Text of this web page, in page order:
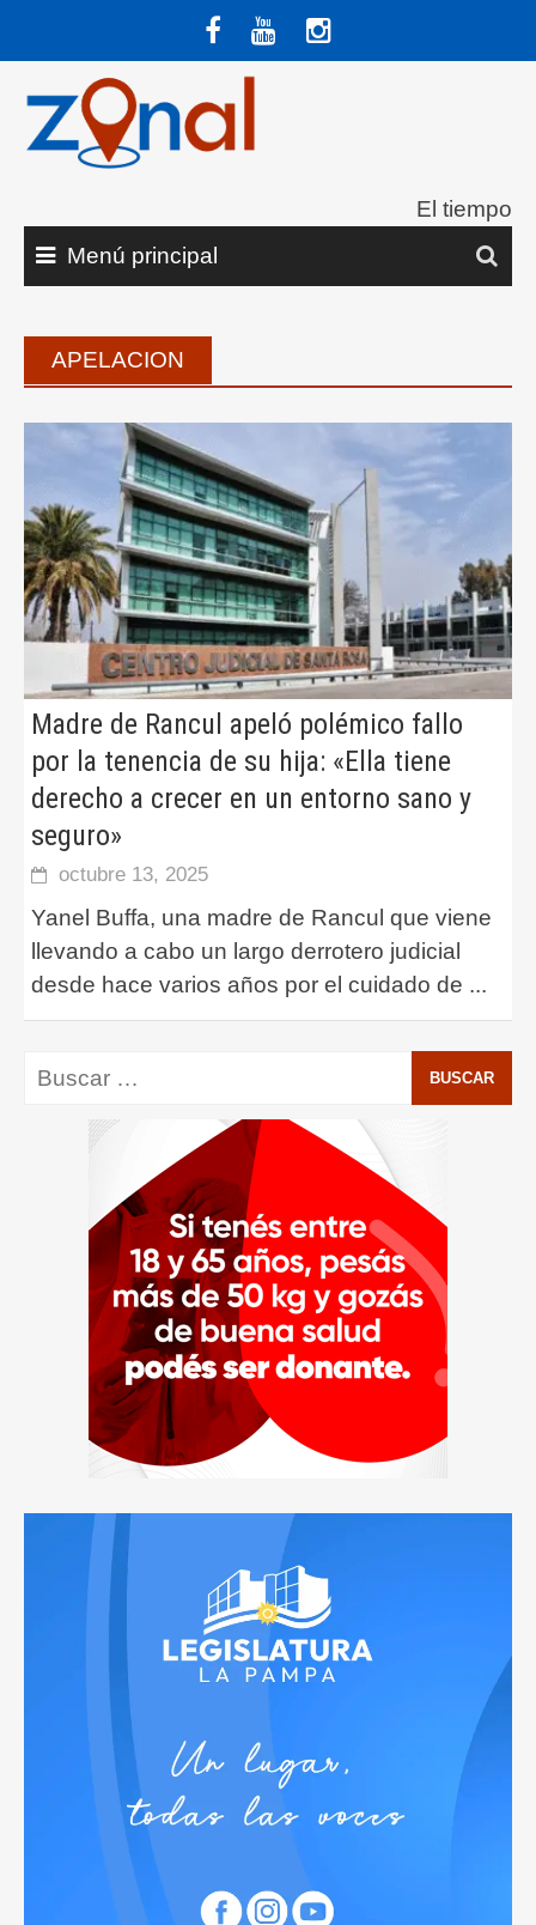
contenido
El tiempo
Menú principal
APELACION
Madre de Rancul apeló polémico fallo
por la tenencia de su hija: «Ella tiene
derecho a crecer en un entorno sano y
seguro»
octubre 13, 2025
Yanel Buffa, una madre de Rancul que viene
llevando a cabo un largo derrotero judicial
desde hace varios años por el cuidado de ...
Buscar: